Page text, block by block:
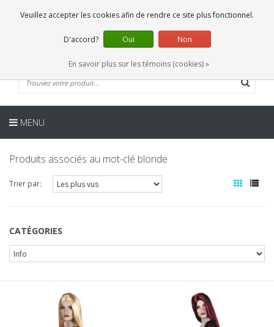
0 Articles
FR
MENU
Produits associés au mot-clé blonde
Trier par:
CATÉGORIES
Veuillez accepter les cookies afin de rendre ce site plus fonctionnel.
D'accord? Oui Non
En savoir plus sur les témoins (cookies) »